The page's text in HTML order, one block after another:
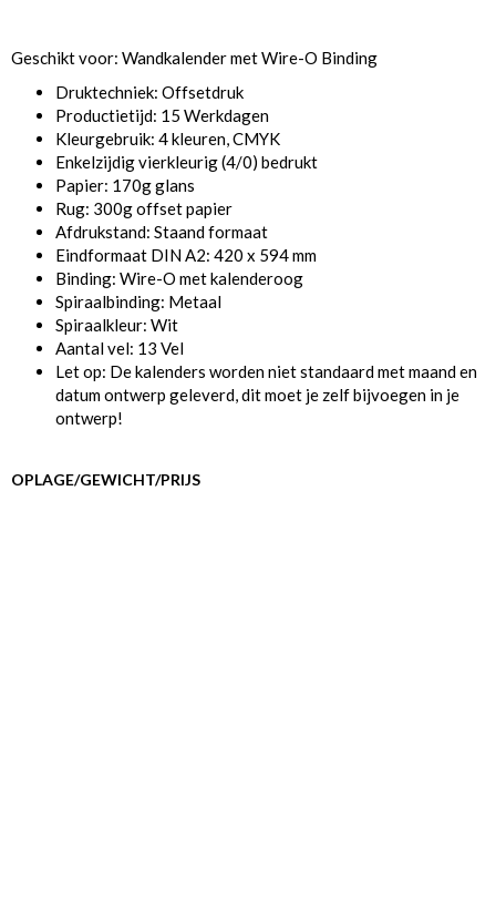
Geschikt voor: Wandkalender met Wire-O Binding
Druktechniek: Offsetdruk
Productietijd: 15 Werkdagen
Kleurgebruik: 4 kleuren, CMYK
Enkelzijdig vierkleurig (4/0) bedrukt
Papier: 170g glans
Rug: 300g offset papier
Afdrukstand: Staand formaat
Eindformaat DIN A2: 420 x 594 mm
Binding: Wire-O met kalenderoog
Spiraalbinding: Metaal
Spiraalkleur: Wit
Aantal vel: 13 Vel
Let op: De kalenders worden niet standaard met maand en
datum ontwerp geleverd, dit moet je zelf bijvoegen in je
ontwerp!
OPLAGE/GEWICHT/PRIJS